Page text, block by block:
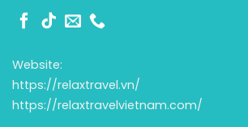
Website:
https://relaxtravel.vn/
https://relaxtravelvietnam.com/